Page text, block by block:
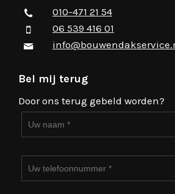
010-471 21 54
06 539 416 01
Bel mij terug
Door ons terug gebeld worden?